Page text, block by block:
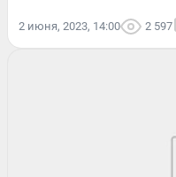
2 июня, 2023, 14:00 2 597